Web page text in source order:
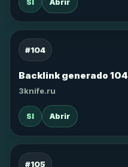
SI Abrir
#104
Backlink generado 104
3knife.ru
SI Abrir
#105